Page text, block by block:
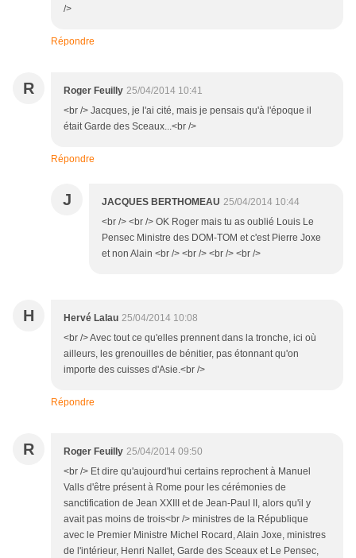
/>
Répondre
R Roger Feuilly 25/04/2014 10:41
<br /> Jacques, je l'ai cité, mais je pensais qu'à l'époque il
était Garde des Sceaux...<br />
Répondre
J JACQUES BERTHOMEAU 25/04/2014 10:44
<br /> <br /> OK Roger mais tu as oublié Louis Le
Pensec Ministre des DOM-TOM et c'est Pierre Joxe
et non Alain <br /> <br /> <br /> <br />
H Hervé Lalau 25/04/2014 10:08
<br /> Avec tout ce qu'elles prennent dans la tronche, ici où
ailleurs, les grenouilles de bénitier, pas étonnant qu'on
importe des cuisses d'Asie.<br />
Répondre
R Roger Feuilly 25/04/2014 09:50
<br /> Et dire qu'aujourd'hui certains reprochent à Manuel
Valls d'être présent à Rome pour les cérémonies de
sanctification de Jean XXIII et de Jean-Paul II, alors qu'il y
avait pas moins de trois<br /> ministres de la République
avec le Premier Ministre Michel Rocard, Alain Joxe, ministres
de l'intérieur, Henri Nallet, Garde des Sceaux et Le Pensec,